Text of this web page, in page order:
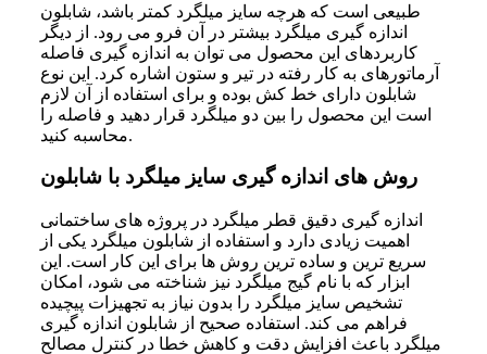
طبیعی است که هرچه سایز میلگرد کمتر باشد، شابلون
اندازه گیری میلگرد بیشتر در آن فرو می رود. از دیگر
کاربردهای این محصول می توان به اندازه گیری فاصله
آرماتورهای به کار رفته در تیر و ستون اشاره کرد. این نوع
شابلون دارای خط کش بوده و برای استفاده از آن لازم
است این محصول را بین دو میلگرد قرار دهید و فاصله را
محاسبه کنید.
روش های اندازه گیری سایز میلگرد با شابلون
اندازه گیری دقیق قطر میلگرد در پروژه های ساختمانی
اهمیت زیادی دارد و استفاده از شابلون میلگرد یکی از
سریع ترین و ساده ترین روش ها برای این کار است. این
ابزار که با نام گیج میلگرد نیز شناخته می شود، امکان
تشخیص سایز میلگرد را بدون نیاز به تجهیزات پیچیده
فراهم می کند. استفاده صحیح از شابلون اندازه گیری
میلگرد باعث افزایش دقت و کاهش خطا در کنترل مصالح